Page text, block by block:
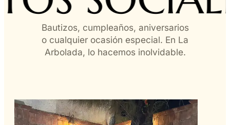
Bautizos, cumpleaños, aniversarios
o cualquier ocasión especial. En La
Arbolada, lo hacemos inolvidable.